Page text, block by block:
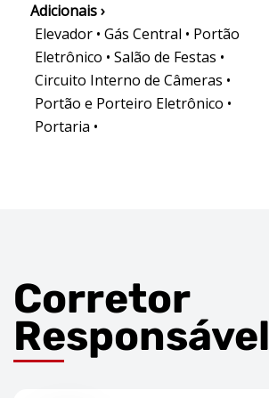
Adicionais ›
Elevador • Gás Central • Portão
Eletrônico • Salão de Festas •
Circuito Interno de Câmeras •
Portão e Porteiro Eletrônico •
Portaria •
Corretor
Responsável